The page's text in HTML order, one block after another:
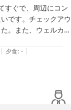
力でサポートして
意見ありがとうご
っております。
ではエコの観点か
、もしご希望がご
すぐで、周辺にコン
です。チェックアウ
。また、ウェルカム
す。スムージーすご
で居心地が良く、イ
エアコンの効きがよ
のサービスも過不足
| 夕食: - |